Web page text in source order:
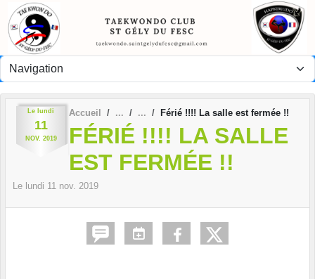
Le lundi
11
NOV. 2019
Accueil Férié !!!! La salle est fermée !!
FÉRIÉ !!!! LA SALLE
EST FERMÉE !!
Le lundi 11 nov. 2019
Panneau de gestion des cookies